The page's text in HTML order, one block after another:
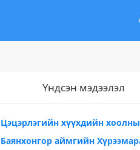
Үндсэн мэдээлэл
Цэцэрлэгийн хүүхдийн
Баянхонгор аймгийн